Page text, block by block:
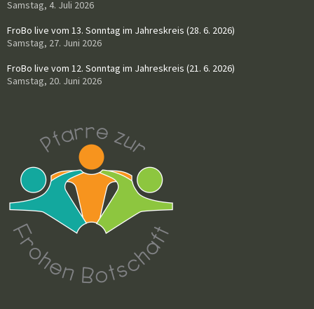
Samstag, 4. Juli 2026
FroBo live vom 13. Sonntag im Jahreskreis (28. 6. 2026)
Samstag, 27. Juni 2026
FroBo live vom 12. Sonntag im Jahreskreis (21. 6. 2026)
Samstag, 20. Juni 2026